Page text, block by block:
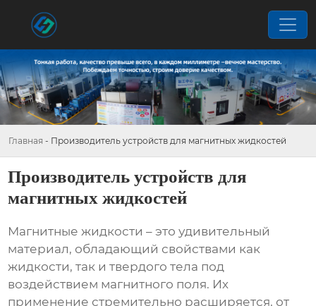
Главная - Производитель устройств для магнитных жидкостей
Производитель устройств для
магнитных жидкостей
Магнитные жидкости – это удивительный
материал, обладающий свойствами как
жидкости, так и твердого тела под
воздействием магнитного поля. Их
применение стремительно расширяется, от